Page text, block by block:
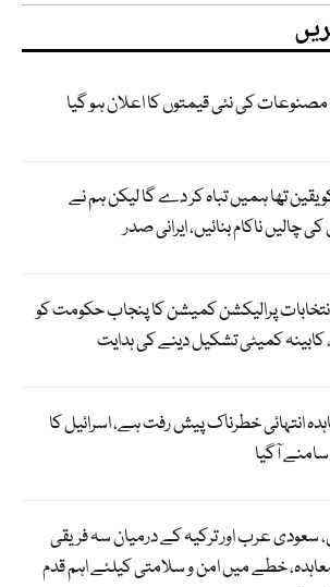
مصنوعات کی نئی قیمتوں کا اعلان ہو گیا
تھا ہمیں تباہ کر دے گا لیکن ہم نے
چالیں ناکام بنائیں، ایرانی صدر
انتخابات پرالیکشن کمیشن کا پنجاب حکومت کو
کمیٹی تشکیل دینے کی ہدایت
انتہائی خطرناک پیش رفت ہے، اسرائیل کا
آگیا
سعودی عرب اور ترکیہ کے درمیان سہ فریقی
خطے میں امن و سلامتی کیلئے اہم قدم